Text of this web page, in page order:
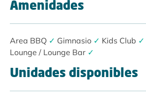
Amenidades
Area BBQ ✓ Gimnasio ✓ Kids Club ✓
Lounge / Lounge Bar ✓
Unidades disponibles